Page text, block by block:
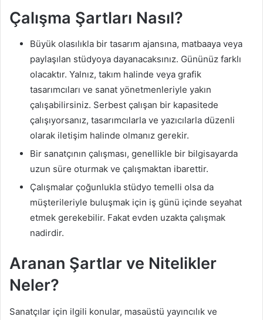
Çalışma Şartları Nasıl?
Büyük olasılıkla bir tasarım ajansına, matbaaya veya
paylaşılan stüdyoya dayanacaksınız. Gününüz farklı
olacaktır. Yalnız, takım halinde veya grafik
tasarımcıları ve sanat yönetmenleriyle yakın
çalışabilirsiniz. Serbest çalışan bir kapasitede
çalışıyorsanız, tasarımcılarla ve yazıcılarla düzenli
olarak iletişim halinde olmanız gerekir.
Bir sanatçının çalışması, genellikle bir bilgisayarda
uzun süre oturmak ve çalışmaktan ibarettir.
Çalışmalar çoğunlukla stüdyo temelli olsa da
müşterileriyle buluşmak için iş günü içinde seyahat
etmek gerekebilir. Fakat evden uzakta çalışmak
nadirdir.
Aranan Şartlar ve Nitelikler
Neler?
Sanatçılar için ilgili konular, masaüstü yayıncılık ve